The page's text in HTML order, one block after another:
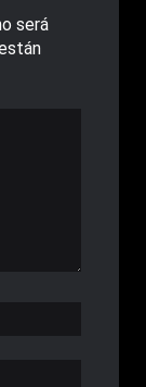
será